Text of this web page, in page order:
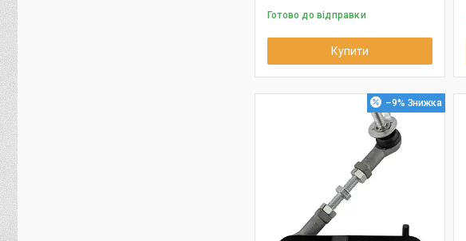
Готово до відправки
Купити
–9%